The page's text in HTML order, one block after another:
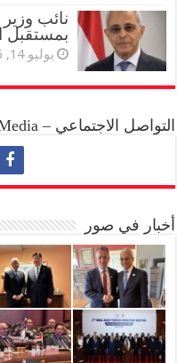
نائب
بمستقبل
يوليو 14, 2026
التواصل الاجتماعي – Social Media
أخبار في صور